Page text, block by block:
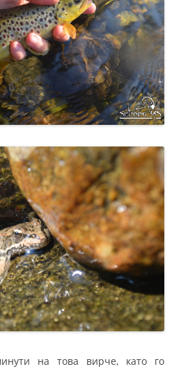
на това вирче, като го